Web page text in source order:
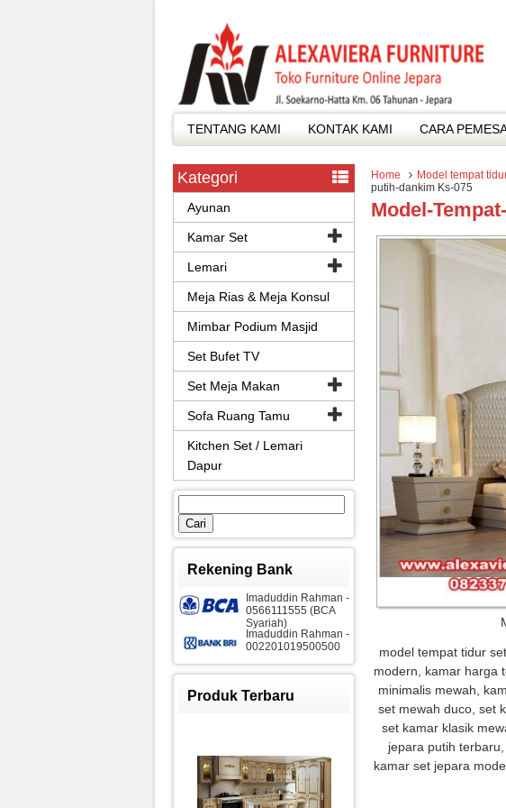
TENTANG KAMI KONTAK KAMI CARA
Home Model tempat
putih-dankim Ks-075
Model-
model tempat tidur
modern, kamar harga
minimalis mewah,
set mewah duco, set
set kamar klasik
jepara putih
kamar set jepara
Kategori
Ayunan
Kamar Set
Lemari
Meja Rias & Meja Konsul
Mimbar Podium Masjid
Set Bufet TV
Set Meja Makan
Sofa Ruang Tamu
Kitchen Set / Lemari
Dapur
Cari
untuk:
Rekening Bank
Imaduddin Rahman -
0566111555 (BCA
Syariah)
Imaduddin Rahman -
002201019500500
Produk Terbaru